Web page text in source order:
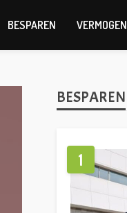
BESPAREN VERMOGEN
BESPAREN
1